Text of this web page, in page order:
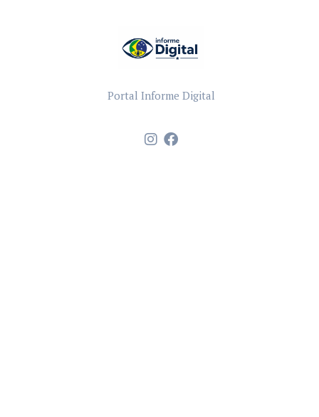
Portal Informe Digital